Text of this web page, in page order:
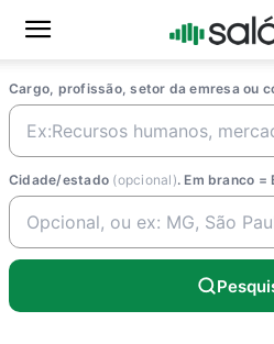
Cargo, profissão, setor da emresa ou
Cidade/estado (opcional). Em branco =